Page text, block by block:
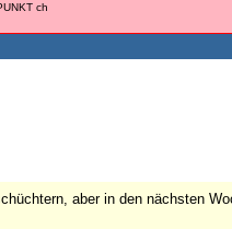
ch
aber in den nächsten